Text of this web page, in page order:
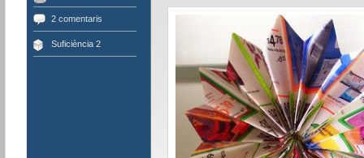
2 comentaris
Suficiència 2